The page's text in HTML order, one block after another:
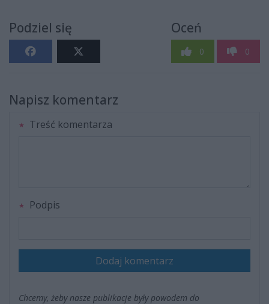
Podziel się Oceń
0 0
Napisz komentarz
Treść komentarza
Podpis
Dodaj komentarz
Chcemy, żeby nasze publikacje były powodem do